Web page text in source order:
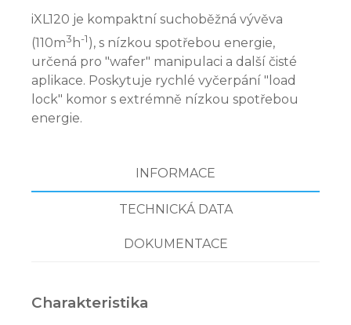
iXL120 je kompaktní suchoběžná vývěva
(110m3 h-1), s nízkou spotřebou energie,
určená pro "wafer" manipulaci a další čisté
aplikace. Poskytuje rychlé vyčerpání "load
lock" komor s extrémně nízkou spotřebou
energie.
INFORMACE
TECHNICKÁ DATA
DOKUMENTACE
Charakteristika